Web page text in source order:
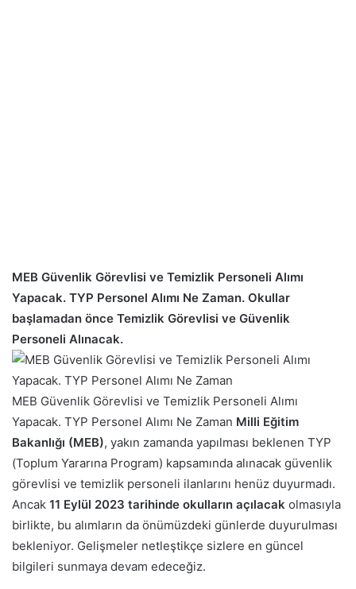
MEB Güvenlik Görevlisi ve Temizlik Personeli Alımı
Yapacak. TYP Personel Alımı Ne Zaman. Okullar
başlamadan önce Temizlik Görevlisi ve Güvenlik
Personeli Alınacak.
MEB Güvenlik Görevlisi ve Temizlik Personeli Alımı
Yapacak. TYP Personel Alımı Ne Zaman Milli Eğitim
Bakanlığı (MEB), yakın zamanda yapılması beklenen TYP
(Toplum Yararına Program) kapsamında alınacak güvenlik
görevlisi ve temizlik personeli ilanlarını henüz duyurmadı.
Ancak 11 Eylül 2023 tarihinde okulların açılacak olmasıyla
birlikte, bu alımların da önümüzdeki günlerde duyurulması
bekleniyor. Gelişmeler netleştikçe sizlere en güncel
bilgileri sunmaya devam edeceğiz.